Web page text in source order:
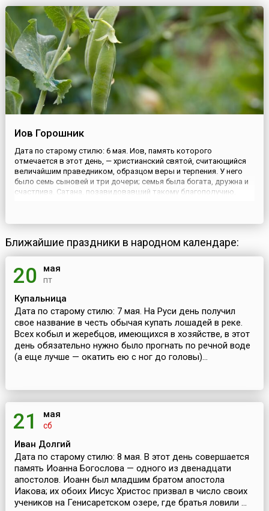
Иов Горошник
Дата по старому стилю: 6 мая. Иов, память которого
отмечается в этот день, — христианский святой, считающийся
величайшим праведником, образцом веры и терпения. У него
было семь сыновей и три дочери; семья была богата, дружна и
счастлива. Сатана, позавидовавший такому благополучию,
Иова....
Ближайшие праздники в народном календаре:
20 мая
пт
Купальница
Дата по старому стилю: 7 мая. На Руси день получил
свое название в честь обычая купать лошадей в реке.
Всех кобыл и жеребцов, имеющихся в хозяйстве, в этот
день обязательно нужно было прогнать по речной воде
(а еще лучше — окатить ею с ног до головы)...
21 мая
сб
Иван Долгий
Дата по старому стилю: 8 мая. В этот день совершается
память Иоанна Богослова — одного из двенадцати
апостолов. Иоанн был младшим братом апостола
Иакова; их обоих Иисус Христос призвал в число своих
учеников на Генисаретском озере, где братья ловили ...